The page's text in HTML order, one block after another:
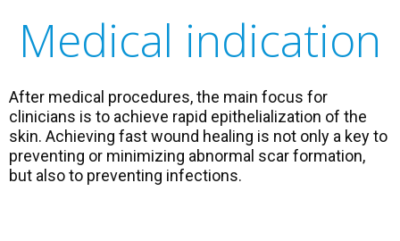
Medical indication
After medical procedures, the main focus for
clinicians is to achieve rapid epithelialization of the
skin. Achieving fast wound healing is not only a key to
preventing or minimizing abnormal scar formation,
but also to preventing infections.